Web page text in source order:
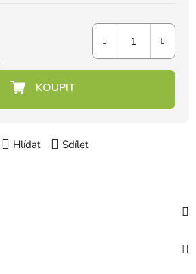
Hlídat Sdílet